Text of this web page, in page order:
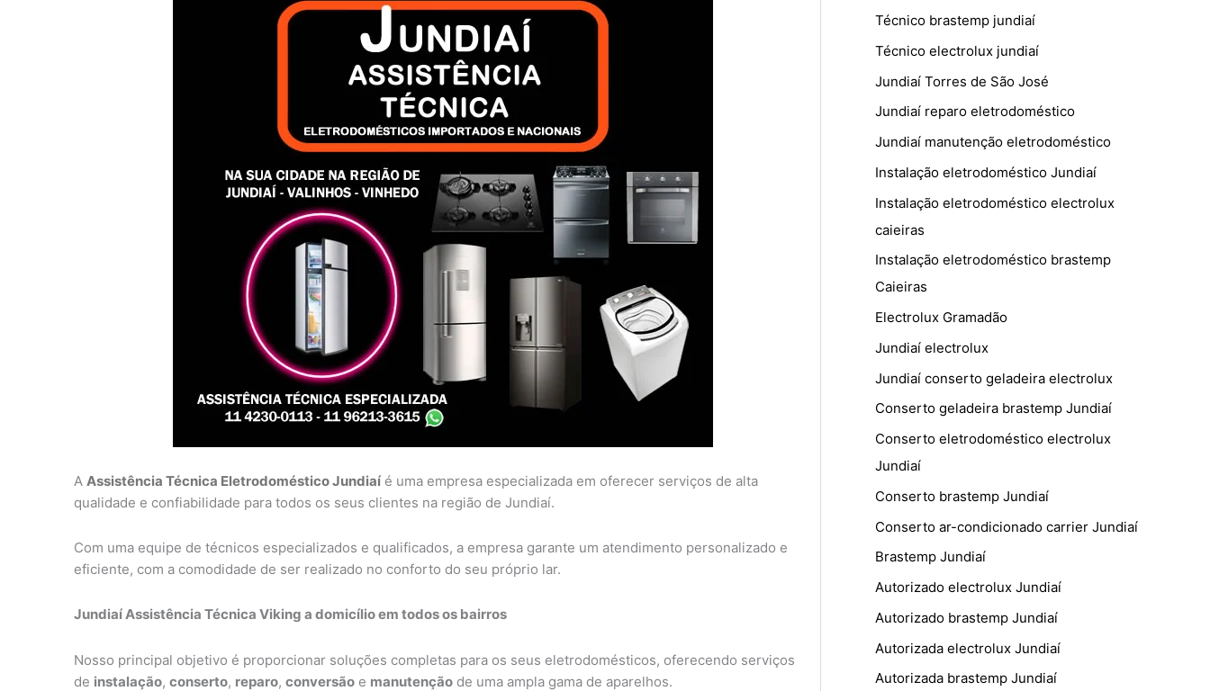
A Assistência Técnica Eletrodoméstico Jundiaí é uma empresa especializada em oferecer serviços de alta
qualidade e confiabilidade para todos os seus clientes na região de Jundiaí.
Com uma equipe de técnicos especializados e qualificados, a empresa garante um atendimento personalizado e
eficiente, com a comodidade de ser realizado no conforto do seu próprio lar.
Jundiaí Assistência Técnica Viking a domicílio em todos os bairros
Nosso principal objetivo é proporcionar soluções completas para os seus eletrodomésticos, oferecendo serviços
de instalação, conserto, reparo, conversão e manutenção de uma ampla gama de aparelhos.
Técnico brastemp jundiaí
Técnico electrolux jundiaí
Jundiaí Torres de São José
Jundiaí reparo eletrodoméstico
Jundiaí manutenção eletrodoméstico
Instalação eletrodoméstico Jundiaí
Instalação eletrodoméstico electrolux
caieiras
Instalação eletrodoméstico brastemp
Caieiras
Electrolux Gramadão
Jundiaí electrolux
Jundiaí conserto geladeira electrolux
Conserto geladeira brastemp Jundiaí
Conserto eletrodoméstico electrolux
Jundiaí
Conserto brastemp Jundiaí
Conserto ar-condicionado carrier Jundiaí
Brastemp Jundiaí
Autorizado electrolux Jundiaí
Autorizado brastemp Jundiaí
Autorizada electrolux Jundiaí
Autorizada brastemp Jundiaí